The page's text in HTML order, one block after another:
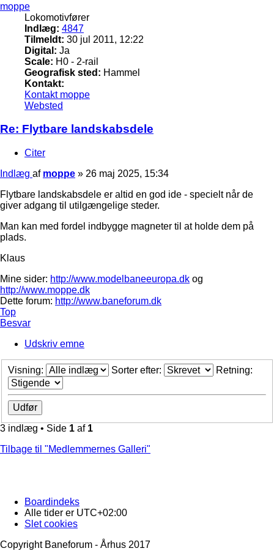
moppe
Lokomotivfører
Indlæg: 4847
Tilmeldt: 30 jul 2011, 12:22
Digital: Ja
Scale: H0 - 2-rail
Geografisk sted: Hammel
Kontakt:
Kontakt moppe
Websted
Re: Flytbare landskabsdele
Citer
Indlæg af moppe » 26 maj 2025, 15:34
Flytbare landskabsdele er altid en god ide - specielt når de
giver adgang til utilgængelige steder.
Man kan med fordel indbygge magneter til at holde dem på
plads.
Klaus
Mine sider: http://www.modelbaneeuropa.dk og
http://www.moppe.dk
Dette forum: http://www.baneforum.dk
Top
Besvar
Udskriv emne
Visning: Sorter efter: Retning:
3 indlæg • Side 1 af 1
Tilbage til "Medlemmernes Galleri"
Boardindeks
Alle tider er UTC+02:00
Slet cookies
Copyright Baneforum - Århus 2017